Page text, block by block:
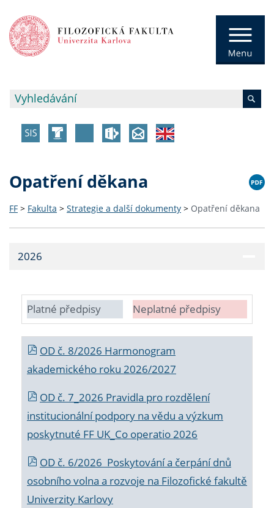
Opatření děkana
FF > Fakulta > Strategie a další dokumenty > Opatření děkana
2026
Platné předpisy Neplatné předpisy
OD č. 8/2026 Harmonogram
akademického roku 2026/2027
OD č. 7_2026 Pravidla pro rozdělení
institucionální podpory na vědu a výzkum
poskytnuté FF UK_Co operatio 2026
OD č. 6/2026 Poskytování a čerpání dnů
osobního volna a rozvoje na Filozofické fakultě
Univerzity Karlovy